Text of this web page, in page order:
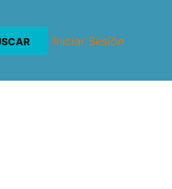
Iniciar Sesión